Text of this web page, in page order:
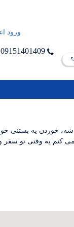
ورود
09151401409
خوردن یه بستنی
کنم یه وقتی تو سفر